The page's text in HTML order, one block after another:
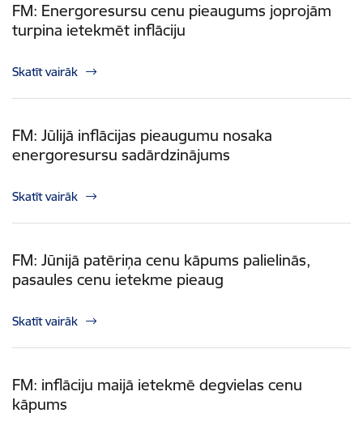
FM: Energoresursu cenu pieaugums joprojām
turpina ietekmēt inflāciju
Skatīt vairāk
FM: Jūlijā inflācijas pieaugumu nosaka
energoresursu sadārdzinājums
Skatīt vairāk
FM: Jūnijā patēriņa cenu kāpums palielinās,
pasaules cenu ietekme pieaug
Skatīt vairāk
FM: inflāciju maijā ietekmē degvielas cenu
kāpums